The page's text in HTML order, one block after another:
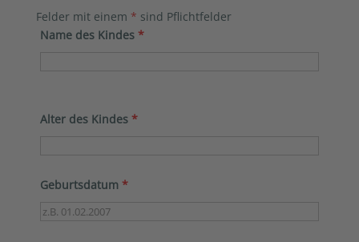
Felder mit einem * sind Pflichtfelder
Name des Kindes *
Alter des Kindes *
Geburtsdatum *